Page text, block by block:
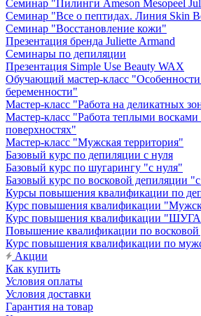
Семинар "Пилинги Ameson Mesopeel
Семинар "Все о пептидах. Линия Skin
Семинар "Восстановление кожи"
Презентация бренда Juliette Armand
Семинары по депиляции
Презентация Simple Use Beauty WAX
Обучающий мастер-класс
беременности"
Мастер-класс "Работа на деликатных
Мастер-класс "Работа теплыми
поверхностях"
Мастер-класс "Мужская территория"
Базовый курс по депиляции с нуля
Базовый курс по шугарингу "с нуля"
Базовый курс по восковой депиляции
Курсы повышения квалификации по
Курс повышения квалификации
Курс повышения квалификации
Повышение квалификации по восковой
Курс повышения квалификации по
Акции
Как купить
Условия оплаты
Условия доставки
Гарантия на товар